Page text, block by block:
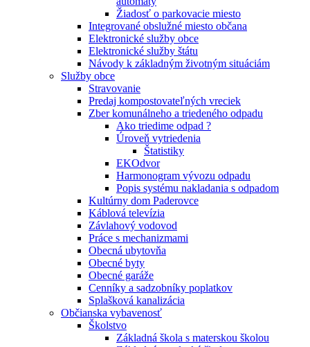
Žiadosť o parkovacie miesto
Integrované obslužné miesto občana
Elektronické služby obce
Elektronické služby štátu
Návody k základným životným situáciám
Služby obce
Stravovanie
Predaj kompostovateľných vreciek
Zber komunálneho a triedeného odpadu
Ako triedime odpad ?
Úroveň vytriedenia
Štatistiky
EKOdvor
Harmonogram vývozu odpadu
Popis systému nakladania s odpadom
Kultúrny dom Paderovce
Káblová televízia
Závlahový vodovod
Práce s mechanizmami
Obecná ubytovňa
Obecné byty
Obecné garáže
Cenníky a sadzobníky poplatkov
Splašková kanalizácia
Občianska vybavenosť
Školstvo
Základná škola s materskou školou